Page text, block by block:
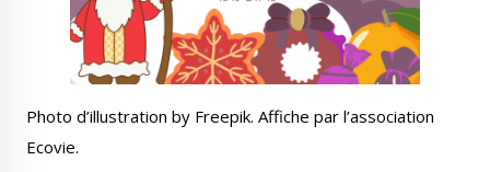
Photo d’illustration by Freepik. Affiche par l’association
Ecovie.